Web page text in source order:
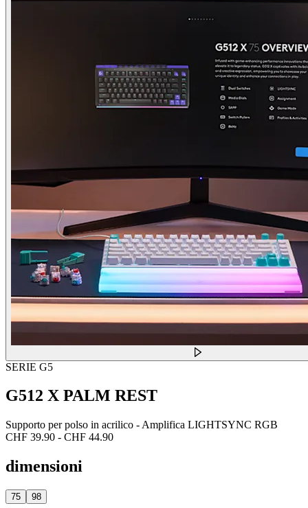
SERIE G5
G512 X PALM REST
Supporto per polso in acrilico - Amplifica LIGHTSYNC RGB
CHF 39.90 - CHF 44.90
dimensioni
75 98